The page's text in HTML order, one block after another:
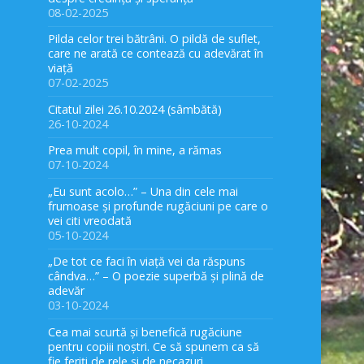
08-02-2025
Pilda celor trei bătrâni. O pildă de suflet,
care ne arată ce contează cu adevărat în
viață
07-02-2025
Citatul zilei 26.10.2024 (sâmbătă)
26-10-2024
Prea mult copil, în mine, a rămas
07-10-2024
„Eu sunt acolo…” – Una din cele mai
frumoase și profunde rugăciuni pe care o
vei citi vreodată
05-10-2024
„De tot ce faci în viață vei da răspuns
cândva…” – O poezie superbă și plină de
adevăr
03-10-2024
Cea mai scurtă și benefică rugăciune
pentru copiii noștri. Ce să spunem ca să